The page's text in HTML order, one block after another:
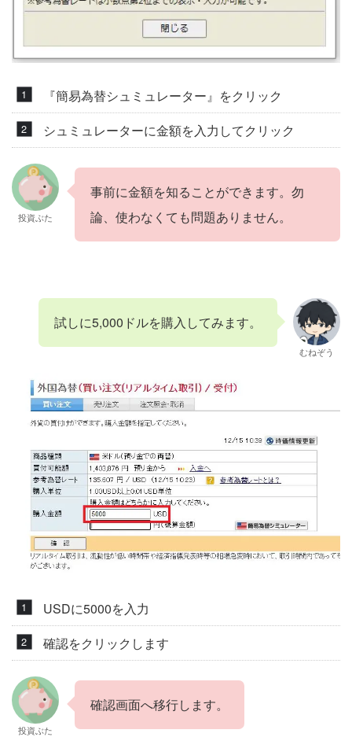
『簡易為替シュミュレーター』をクリック
シュミュレーターに金額を入力してクリック
投資ぶた
事前に金額を知ることができます。勿
論、使わなくても問題ありません。
試しに5,000ドルを購入してみます。
むねぞう
USDに5000を入力
確認をクリックします
投資ぶた
確認画面へ移行します。